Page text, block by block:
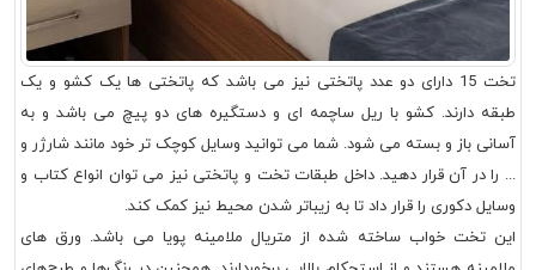
تخت 15 دارای دو عدد پاتختی نیز می باشد که پاتختی ها یک کشو و یک
طبقه دارند. کشو با ریل ساچمه ای و دستگیره های دو پیچ می باشد و به
آسانی باز و بسته می شود. شما می توانید وسایل کوچک تر خود مانند شارژر و
... را در آن قرار دهید. داخل طبقات تخت و پاتختی نیز می توان انواع کتاب و
وسایل دکوری را قرار داد تا به زیباتر شدن محیط نیز کمک کند.
این تخت خواب ساخته شده از متریال ملامینه پویا می باشد. ورق های